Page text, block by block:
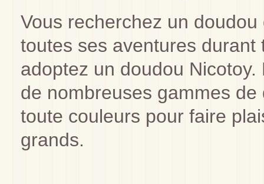
Vous recherchez un
toutes ses aventures
adoptez un doudou
de nombreuses gammes
toute couleurs pour faire
grands.